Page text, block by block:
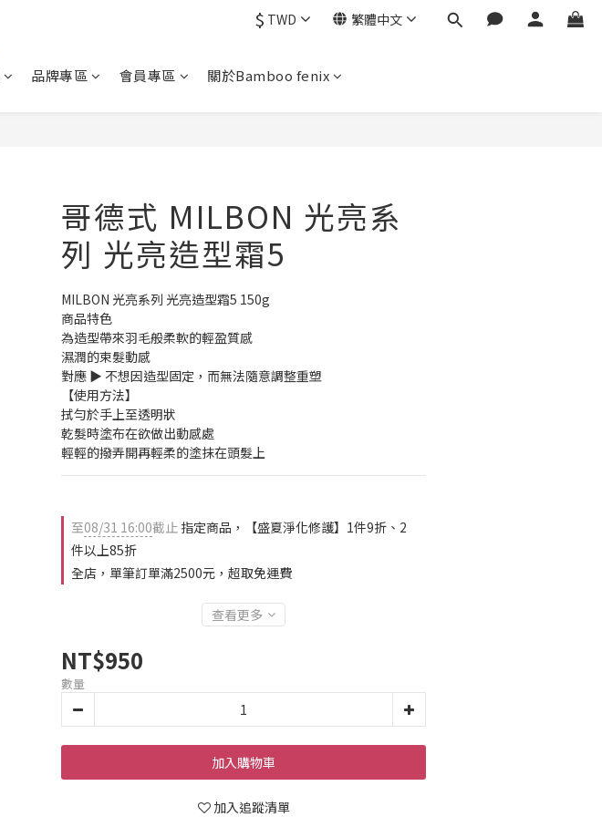
$ TWD 繁體中文
品牌專區 會員專區 關於Bamboo fenix
哥德式 MILBON 光亮系
列 光亮造型霜5
MILBON 光亮系列 光亮造型霜5 150g
商品特色
為造型帶來羽毛般柔軟的輕盈質感
濕潤的束髮動感
對應 ▶ 不想因造型固定，而無法隨意調整重塑
【使用方法】
拭勻於手上至透明狀
乾髮時塗布在欲做出動感處
輕輕的撥弄開再輕柔的塗抹在頭髮上
至08/31 16:00截止 指定商品，【盛夏淨化修護】1件9折、2
件以上85折
全店，單筆訂單滿2500元，超取免運費
查看更多
NT$950
數量
加入購物車
加入追蹤清單